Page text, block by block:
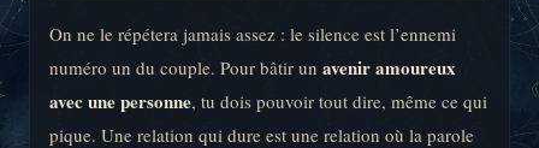
On ne le répétera jamais assez : le silence est l’ennemi
numéro un du couple. Pour bâtir un avenir amoureux
avec une personne, tu dois pouvoir tout dire, même ce qui
pique. Une relation qui dure est une relation où la parole